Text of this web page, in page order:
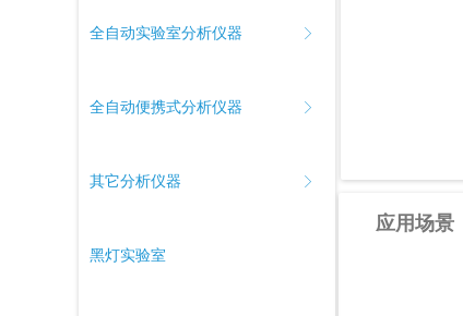
全自动实验室分析仪器 ꁕ
全自动便携式分析仪器 ꁕ
其它分析仪器 ꁕ
黑灯实验室
应用场景